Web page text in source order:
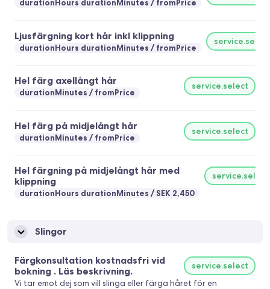
durationHours durationMinutes fromPrice
Ljusfärgning kort hår inkl klippning
durationHours durationMinutes fromPrice
service.select
Hel färg axellångt hår
durationMinutes fromPrice
service.select
Hel färg på midjelångt hår
durationMinutes fromPrice
service.select
Hel färgning på midjelångt hår med
klippning
durationHours durationMinutes SEK 2,450
service.select
Slingor
Färgkonsultation kostnadsfri vid
bokning . Läs beskrivning.
service.select
Vi tar emot dej som vill slinga eller färga håret för en